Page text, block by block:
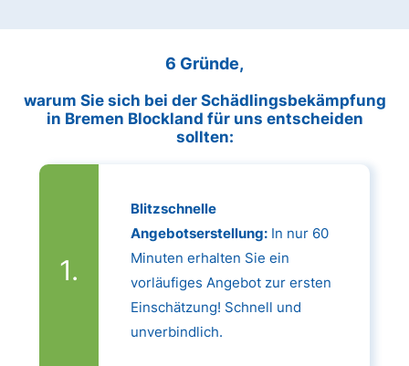
6 Gründe,
warum Sie sich bei der Schädlingsbekämpfung
in Bremen Blockland für uns entscheiden
sollten:
Blitzschnelle
Angebotserstellung:In nur 60
Minuten erhalten Sie ein
vorläufiges Angebot zur ersten
Einschätzung! Schnell und
unverbindlich.